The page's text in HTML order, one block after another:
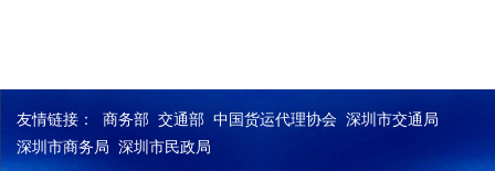
友情链接： 商务部 交通部 中国货运代理协会 深圳市交通局
深圳市商务局 深圳市民政局